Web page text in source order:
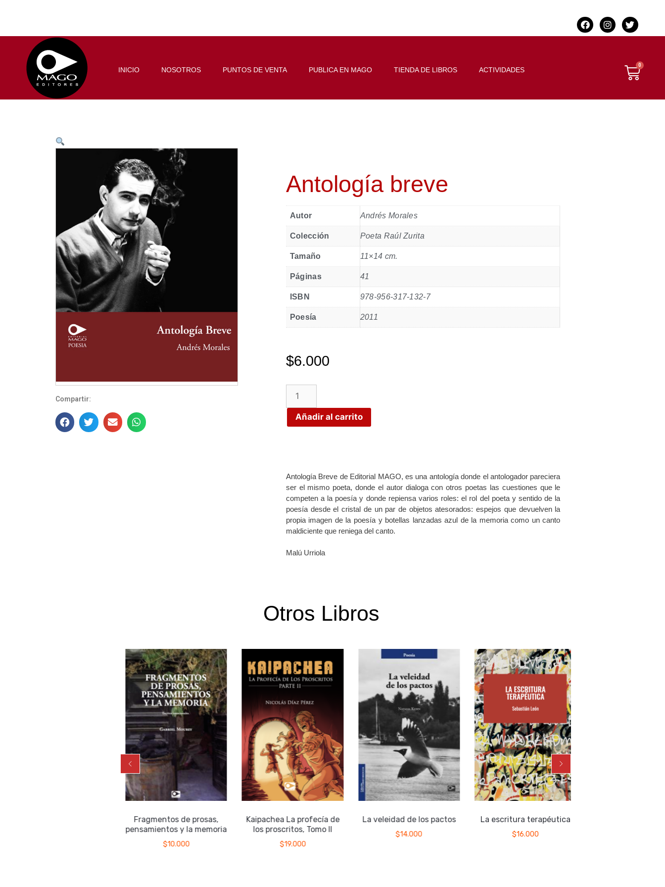
INICIO NOSOTROS PUNTOS DE VENTA PUBLICA EN MAGO TIENDA DE LIBROS ACTIVIDADES
Compartir:
Antología breve
Autor Andrés Morales
Colección Poeta Raúl Zurita
Tamaño 11×14 cm.
Páginas 41
ISBN 978-956-317-132-7
Poesía 2011
$6.000
Añadir al carrito
Antología Breve de Editorial MAGO, es una antología donde el antologador pareciera
ser el mismo poeta, donde el autor dialoga con otros poetas las cuestiones que le
competen a la poesía y donde repiensa varios roles: el rol del poeta y sentido de la
poesía desde el cristal de un par de objetos atesorados: espejos que devuelven la
propia imagen de la poesía y botellas lanzadas azul de la memoria como un canto
maldiciente que reniega del canto.
Malú Urriola
Otros Libros
Fragmentos de prosas,
pensamientos y la memoria
$10.000
Kaipachea La profecía de
los proscritos, Tomo II
$19.000
La veleidad de los pactos
$14.000
La escritura terapéutica
$16.000